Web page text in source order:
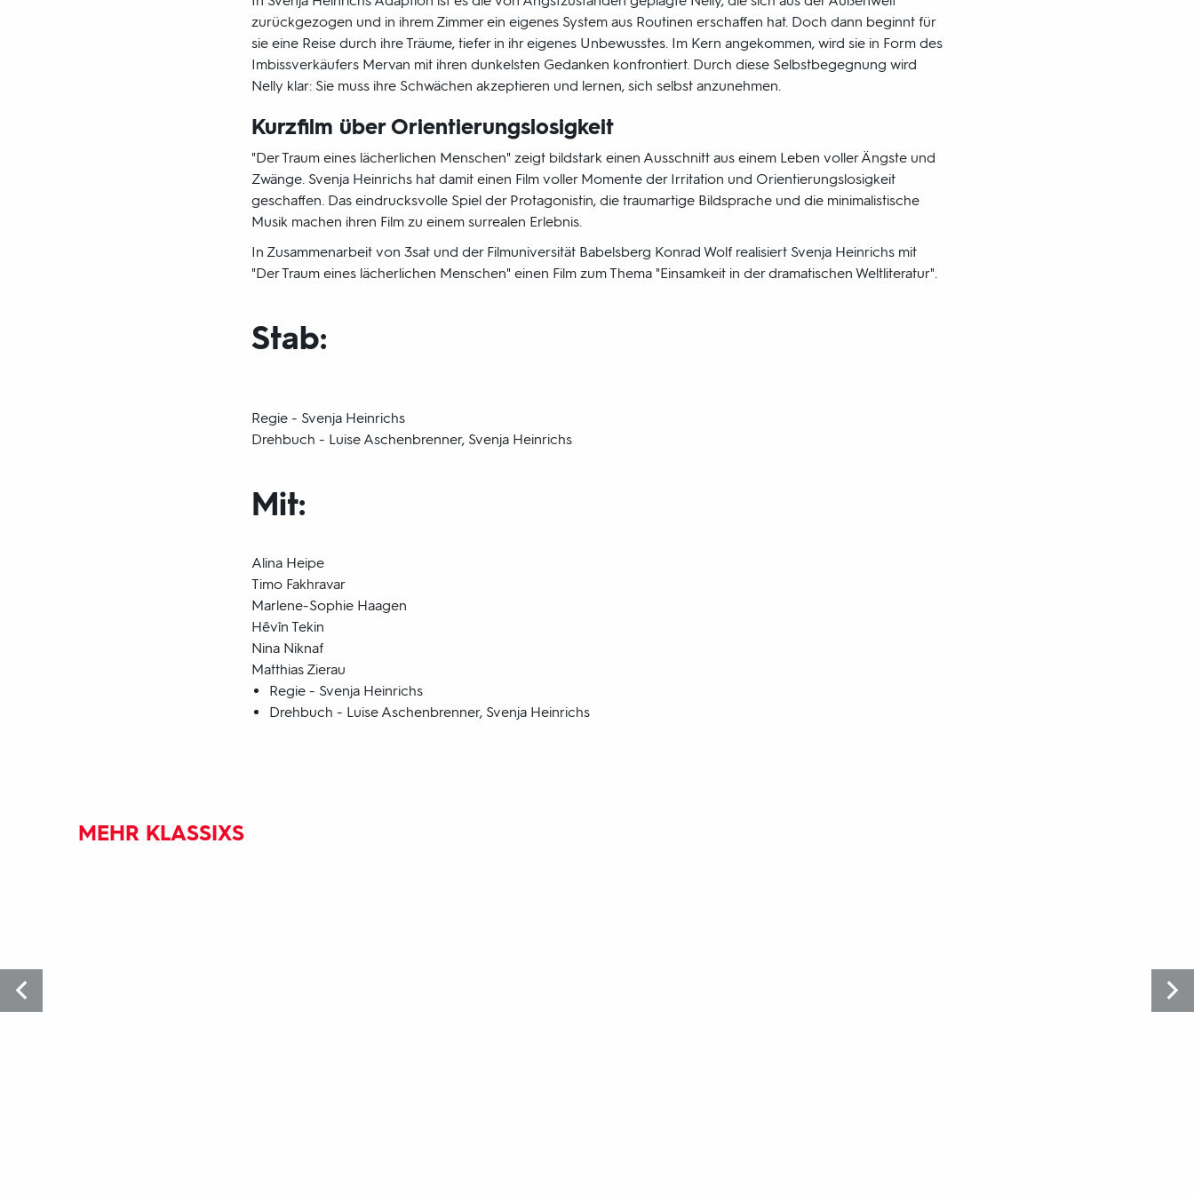
zurückgezogen und in ihrem Zimmer ein eigenes System aus Routinen erschaffen hat. Doch dann beginnt für
sie eine Reise durch ihre Träume, tiefer in ihr eigenes Unbewusstes. Im Kern angekommen, wird sie in Form des
Imbissverkäufers Mervan mit ihren dunkelsten Gedanken konfrontiert. Durch diese Selbstbegegnung wird
Nelly klar: Sie muss ihre Schwächen akzeptieren und lernen, sich selbst anzunehmen.
Kurzfilm über Orientierungslosigkeit
"Der Traum eines lächerlichen Menschen" zeigt bildstark einen Ausschnitt aus einem Leben voller Ängste und
Zwänge. Svenja Heinrichs hat damit einen Film voller Momente der Irritation und Orientierungslosigkeit
geschaffen. Das eindrucksvolle Spiel der Protagonistin, die traumartige Bildsprache und die minimalistische
Musik machen ihren Film zu einem surrealen Erlebnis.
In Zusammenarbeit von 3sat und der Filmuniversität Babelsberg Konrad Wolf realisiert Svenja Heinrichs mit
"Der Traum eines lächerlichen Menschen" einen Film zum Thema "Einsamkeit in der dramatischen Weltliteratur".
Stab:
Regie - Svenja Heinrichs
Drehbuch - Luise Aschenbrenner, Svenja Heinrichs
Mit:
Alina Heipe
Timo Fakhravar
Marlene-Sophie Haagen
Hêvîn Tekin
Nina Niknaf
Matthias Zierau
Regie - Svenja Heinrichs
Drehbuch - Luise Aschenbrenner, Svenja Heinrichs
MEHR KLASSIXS